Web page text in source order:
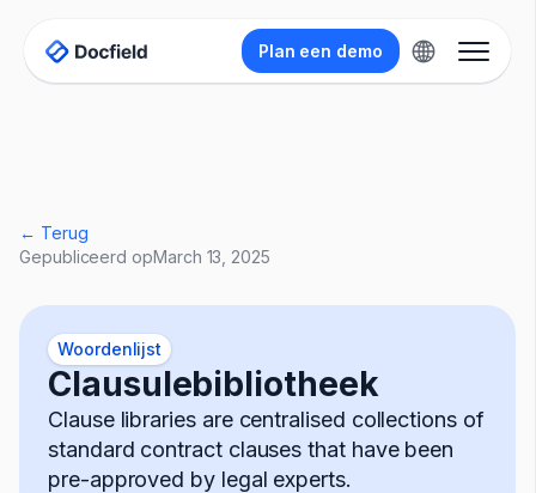
Plan een demo
← Terug
Gepubliceerd opMarch 13, 2025
Woordenlijst
Clausulebibliotheek
Clause libraries are centralised collections of
standard contract clauses that have been
pre-approved by legal experts.